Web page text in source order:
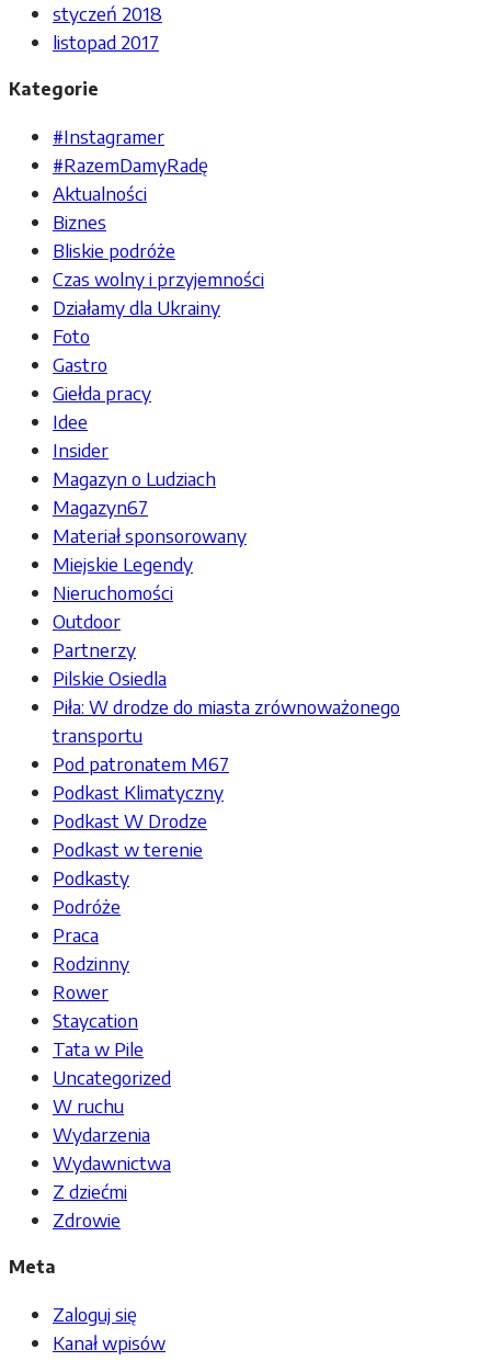
styczeń 2018
listopad 2017
Kategorie
#Instagramer
#RazemDamyRadę
Aktualności
Biznes
Bliskie podróże
Czas wolny i przyjemności
Działamy dla Ukrainy
Foto
Gastro
Giełda pracy
Idee
Insider
Magazyn o Ludziach
Magazyn67
Materiał sponsorowany
Miejskie Legendy
Nieruchomości
Outdoor
Partnerzy
Pilskie Osiedla
Piła: W drodze do miasta zrównoważonego
transportu
Pod patronatem M67
Podkast Klimatyczny
Podkast W Drodze
Podkast w terenie
Podkasty
Podróże
Praca
Rodzinny
Rower
Staycation
Tata w Pile
Uncategorized
W ruchu
Wydarzenia
Wydawnictwa
Z dziećmi
Zdrowie
Meta
Zaloguj się
Kanał wpisów